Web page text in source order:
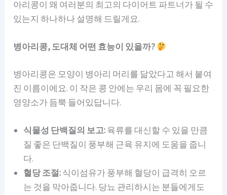
아리콩이 왜 여러분의 최고의 다이어트 파트너가 될 수
있는지 하나하나 설명해 드릴게요.
병아리콩, 도대체 어떤 효능이 있을까?
병아리콩은 모양이 병아리 머리를 닮았다고 해서 붙여
진 이름이에요. 이 작은 콩 안에는 우리 몸에 꼭 필요한
영양소가 듬뿍 들어있답니다.
식물성 단백질의 보고:육류를 대신할 수 있을 만큼
질 좋은 단백질이 풍부해 근육 유지에 도움을 줍니
다.
혈당 조절:식이섬유가 풍부해 혈당이 급격히 오르
는 것을 막아줍니다. 당뇨 관리하시는 분들에게도